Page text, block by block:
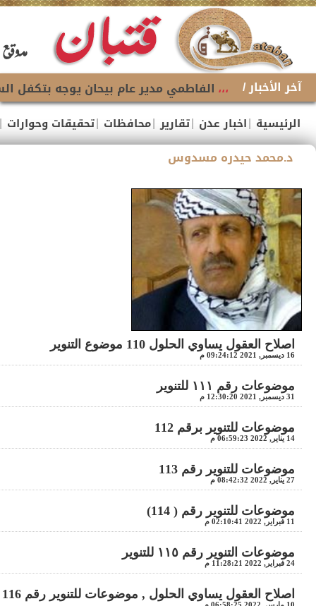
الرئيسية |اخبار عدن |تقارير |محافظات |تحقيقات وحوارات
آخر الأخبار / ،،، الفاطمي مدير عام بيحان يوجه بتكفل
د.محمد حيدره مسدوس
اصلاح العقول يساوي الحلول 110 موضوع التنوير
16 ديسمبر, 2021 09:24:12 م
موضوعات رقم ١١١ للتنوير
31 ديسمبر, 2021 12:30:20 م
موضوعات للتنوير برقم 112
14 يناير, 2022 06:59:23 م
موضوعات للتنوير رقم 113
27 يناير, 2022 08:42:32 م
موضوعات للتنوير رقم ( 114)
11 فبراير, 2022 02:10:41 م
موضوعات التنوير رقم ١١٥ للتنوير
24 فبراير, 2022 11:28:21 م
اصلاح العقول يساوي الحلول , موضوعات للتنوير رقم 116